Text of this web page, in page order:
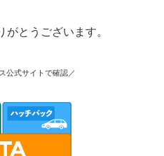
とうございます。
公式サイトで確認／